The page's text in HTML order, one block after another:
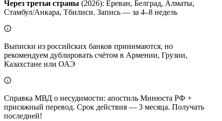
Через третьи страны (2026): Ереван, Белград, Алматы,
Стамбул/Анкара, Тбилиси. Запись — за 4–8 недель
Выписки из российских банков принимаются, но
рекомендуем дублировать счётом в Армении, Грузии,
Казахстане или ОАЭ
Справка МВД о несудимости: апостиль Минюста РФ +
присяжный перевод. Срок действия — 3 месяца. Получать
последней!